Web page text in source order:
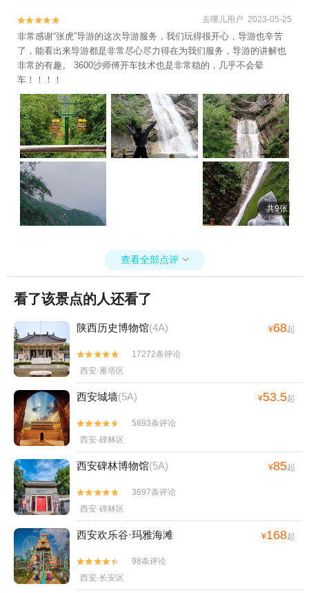

 去哪儿用户 2023-05-25
非常感谢“张虎”导游的这次导游服务，我们玩得很开心，导游也辛苦
了，能看出来导游都是非常尽心尽力得在为我们服务，导游的讲解也
非常的有趣。 3600沙师傅开车技术也是非常稳的，几乎不会晕
车！！！！
共9张
查看全部点评 
看了该景点的人还看了
陕西历史博物馆(4A) ¥68起


17272条评论
西安·雁塔区
西安城墙(5A) ¥53.5起


5893条评论
西安·碑林区
西安碑林博物馆(5A) ¥85起


3697条评论
西安·碑林区
西安欢乐谷·玛雅海滩 ¥168起


98条评论
西安·长安区